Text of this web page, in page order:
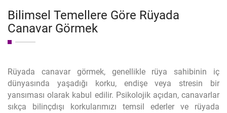
Bilimsel Temellere Göre Rüyada
Canavar Görmek
Rüyada canavar görmek, genellikle rüya sahibinin iç
dünyasında yaşadığı korku, endişe veya stresin bir
yansıması olarak kabul edilir. Psikolojik açıdan, canavarlar
sıkça bilinçdışı korkularımızı temsil ederler ve rüyada